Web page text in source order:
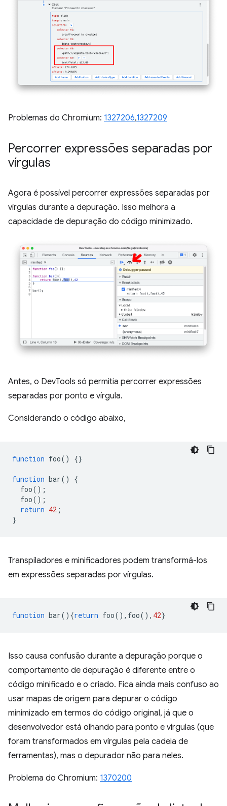
Problemas do Chromium: 1327206,1327209
Percorrer expressões separadas por
vírgulas
Agora é possível percorrer expressões separadas por
vírgulas durante a depuração. Isso melhora a
capacidade de depuração do código minimizado.
Antes, o DevTools só permitia percorrer expressões
separadas por ponto e vírgula.
Considerando o código abaixo,
function foo() {}
function bar()
{
foo();
foo();
return 42 ;
}
Transpiladores e minificadores podem transformá-los
em expressões separadas por vírgulas.
function bar(){return foo(), foo(), 42}
Isso causa confusão durante a depuração porque o
comportamento de depuração é diferente entre o
código minificado e o criado. Fica ainda mais confuso ao
usar mapas de origem para depurar o código
minimizado em termos do código original, já que o
desenvolvedor está olhando para ponto e vírgulas (que
foram transformados em vírgulas pela cadeia de
ferramentas), mas o depurador não para neles.
Problema do Chromium: 1370200